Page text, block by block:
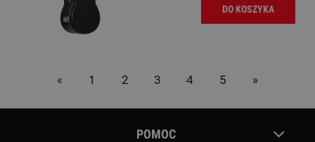
DO KOSZYKA
« 1 2 3 4 5 »
POMOC